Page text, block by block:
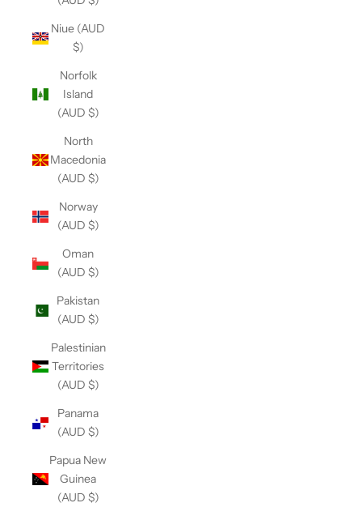
Niue (AUD
$)
Norfolk
Island
(AUD $)
North
Macedonia
(AUD $)
Norway
(AUD $)
Oman
(AUD $)
Pakistan
(AUD $)
Palestinian
Territories
(AUD $)
Panama
(AUD $)
Papua New
Guinea
(AUD $)